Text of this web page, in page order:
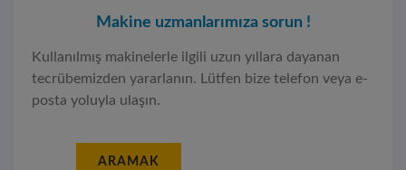
Makine uzmanlarımıza sorun !
Kullanılmış makinelerle ilgili uzun yıllara dayanan
tecrübemizden yararlanın. Lütfen bize telefon veya e-
posta yoluyla ulaşın.
ARAMAK